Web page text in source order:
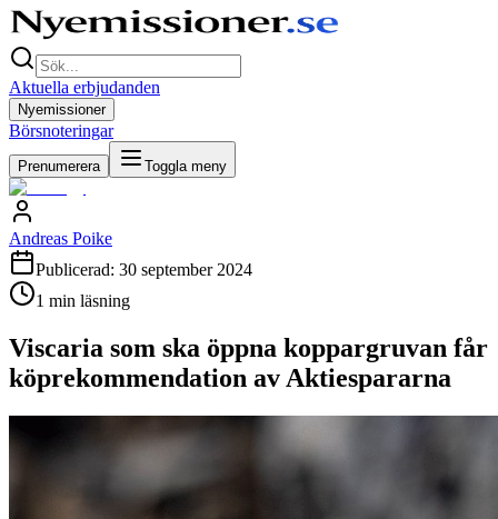
Aktuella erbjudanden
Nyemissioner
Börsnoteringar
Prenumerera Toggla meny
Andreas Poike
Publicerad: 30 september 2024
1 min läsning
Viscaria som ska öppna koppargruvan får
köprekommendation av Aktiespararna